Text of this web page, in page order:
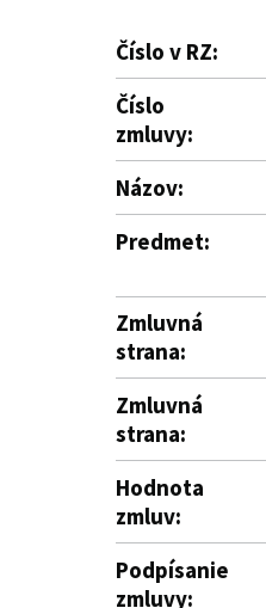
Číslo v RZ:
Číslo
zmluvy:
Názov:
Predmet:
Zmluvná
strana:
Zmluvná
strana:
Hodnota
zmluv:
Podpísanie
zmluvy: